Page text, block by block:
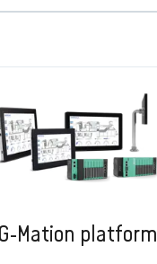
G-Mation platform